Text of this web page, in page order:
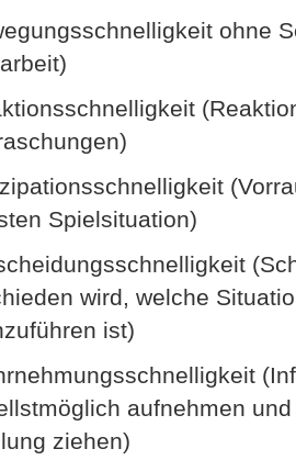
ohne
Spielsituation)
wird, welche
ist)
aufnehmen
ziehen)